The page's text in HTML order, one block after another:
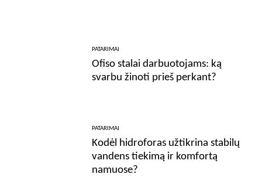
PATARIMAI
Ofiso stalai darbuotojams: ką
svarbu žinoti prieš perkant?
PATARIMAI
Kodėl hidroforas užtikrina stabilų
vandens tiekimą ir komfortą
namuose?